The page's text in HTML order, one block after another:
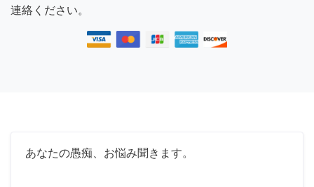
連絡ください。
あなたの愚痴、お悩み聞きます。